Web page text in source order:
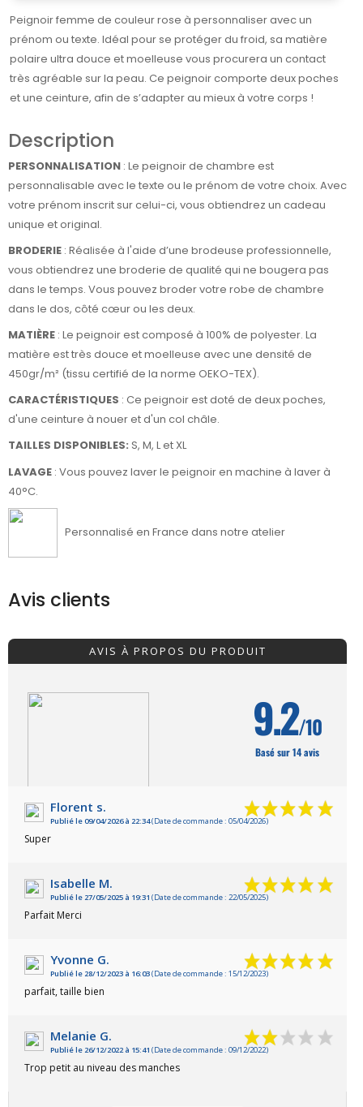
Peignoir femme de couleur rose à personnaliser avec un
prénom ou texte. Idéal pour se protéger du froid, sa matière
polaire ultra douce et moelleuse vous procurera un contact
très agréable sur la peau. Ce peignoir comporte deux poches
et une ceinture, afin de s’adapter au mieux à votre corps !
Description
PERSONNALISATION : Le peignoir de chambre est
personnalisable avec le texte ou le prénom de votre choix. Avec
votre prénom inscrit sur celui-ci, vous obtiendrez un cadeau
unique et original.
BRODERIE : Réalisée à l'aide d’une brodeuse professionnelle,
vous obtiendrez une broderie de qualité qui ne bougera pas
dans le temps. Vous pouvez broder votre robe de chambre
dans le dos, côté cœur ou les deux.
MATIÈRE : Le peignoir est composé à 100% de polyester. La
matière est très douce et moelleuse avec une densité de
450gr/m² (tissu certifié de la norme OEKO-TEX).
CARACTÉRISTIQUES : Ce peignoir est doté de deux poches,
d'une ceinture à nouer et d'un col châle.
TAILLES DISPONIBLES: S, M, L et XL
LAVAGE : Vous pouvez laver le peignoir en machine à laver à
40°C.
Personnalisé en France dans notre atelier
Avis clients
AVIS À PROPOS DU PRODUIT
VOIR L'ATTESTATION
9.2/10
Basé sur 14 avis
Florent s.
Publié le 09/04/2026 à 22:34(Date de commande : 05/04/2026)
Super
Isabelle M.
Publié le 27/05/2025 à 19:31 (Date de commande : 22/05/2025)
Parfait Merci
Yvonne G.
Publié le 28/12/2023 à 16:03(Date de commande : 15/12/2023)
parfait, taille bien
Melanie G.
Publié le 26/12/2022 à 15:41 (Date de commande : 09/12/2022)
Trop petit au niveau des manches